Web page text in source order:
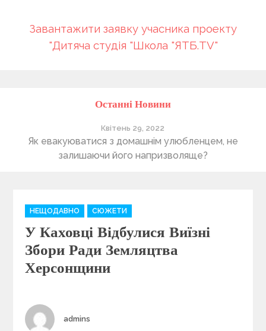
Завантажити заявку учасника проекту
"Дитяча студія "Школа "ЯТБ.TV"
Останні Новини
Квітень 29, 2022
Як евакуюватися з домашнім улюбленцем, не
залишаючи його напризволяще?
C
a
t
e
g
o
e
s
НЕЩОДАВНО СЮЖЕТИ
У Каховці Відбулися Виїзні
Збори Ради Земляцтва
Херсонщини
Author
admins